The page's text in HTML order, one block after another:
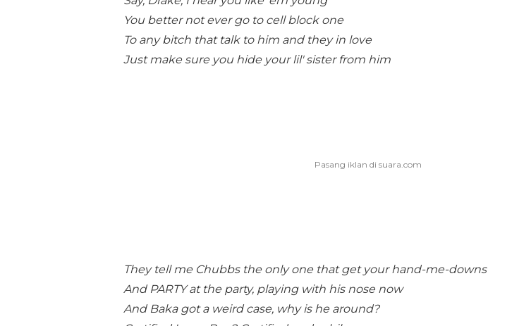
You better not ever go to cell block one
To any bitch that talk to him and they in love
Just make sure you hide your lil' sister from him
They tell me Chubbs the only one that get your hand-me-downs
And PARTY at the party, playing with his nose now
And Baka got a weird case, why is he around?